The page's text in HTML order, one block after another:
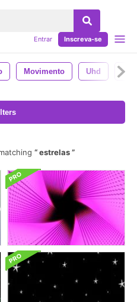
Entrar Inscreva-se
Movimento Uhd
estrelas